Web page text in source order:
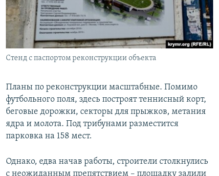
Стенд с паспортом реконструкции объекта
Планы по реконструкции масштабные. Помимо
футбольного поля, здесь построят теннисный корт,
беговые дорожки, секторы для прыжков, метания
ядра и молота. Под трибунами разместится
парковка на 158 мест.
Однако, едва начав работы, строители столкнулись
с неожиданным препятствием – площадку залили